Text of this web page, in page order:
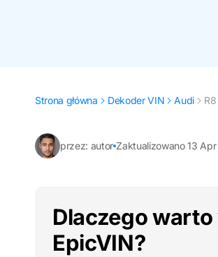
Strona główna Dekoder VIN Audi R8
przez: autor Zaktualizowano 13
Dlaczego
EpicVIN?